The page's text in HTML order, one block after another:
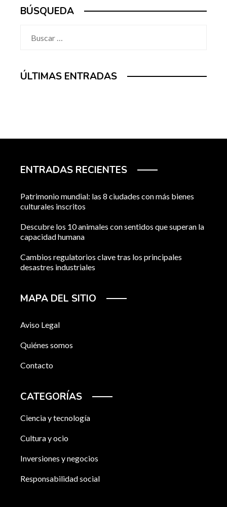
BÚSQUEDA
ÚLTIMAS ENTRADAS
ENTRADAS RECIENTES
Patrimonio mundial: las 8 ciudades con más bienes
culturales inscritos
Descubre los 10 animales con sentidos que superan la
capacidad humana
Cambios regulatorios clave tras los principales
desastres industriales
MAPA DEL SITIO
Aviso Legal
Quiénes somos
Contacto
CATEGORÍAS
Ciencia y tecnología
Cultura y ocio
Inversiones y negocios
Responsabilidad social